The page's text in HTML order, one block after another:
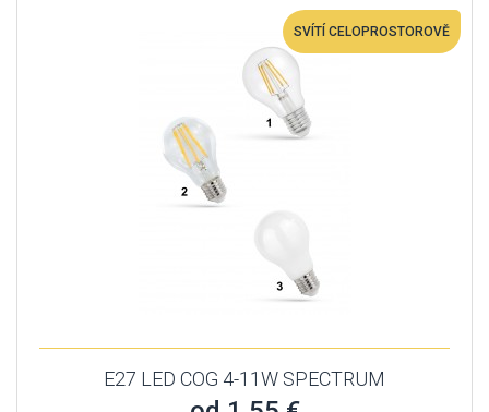
SVÍTÍ CELOPROSTOROVĚ
E27 LED COG 4-11W SPECTRUM